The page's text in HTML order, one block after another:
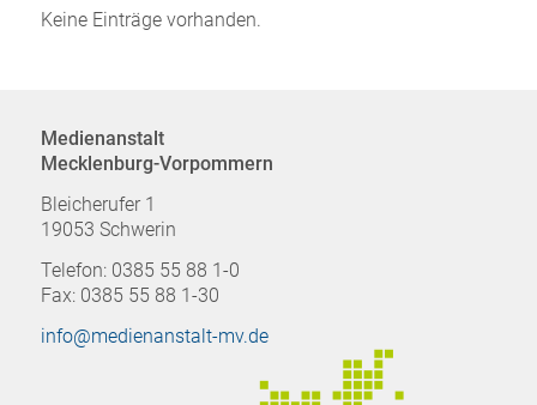
Keine Einträge vorhanden.
Medienanstalt
Mecklenburg-Vorpommern
Bleicherufer 1
19053 Schwerin
Telefon: 0385 55 88 1-0
Fax: 0385 55 88 1-30
info@medienanstalt-mv.de